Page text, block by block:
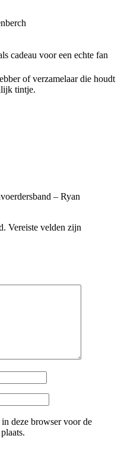
cadeau voor een echte fan
of verzamelaar die houdt
tintje.
– Ryan
Vereiste velden zijn
deze browser voor de